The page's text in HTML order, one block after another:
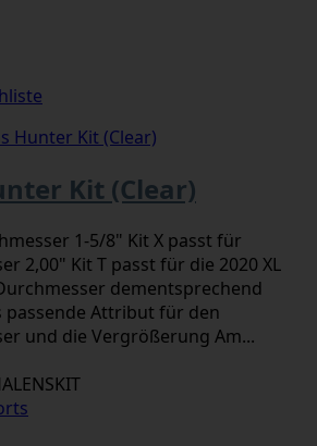
Kit (Clear)
1-5/8" Kit X passt für
2,00" Kit T passt für die 2020 XL
dementsprechend
passende Attribut für den
und die Vergrößerung Am...